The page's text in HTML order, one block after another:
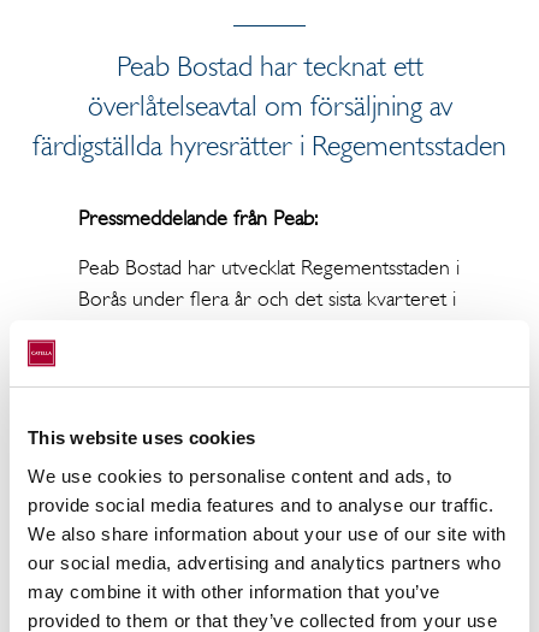
This website uses cookies
We use cookies to personalise content and ads, to
provide social media features and to analyse our traffic.
We also share information about your use of our site with
our social media, advertising and analytics partners who
may combine it with other information that you’ve
provided to them or that they’ve collected from your use
Peab Bostad har tecknat ett
överlåtelseavtal om försäljning av
färdigställda hyresrätter i Regementsstaden
Pressmeddelande från Peab:
Peab Bostad har utvecklat Regementsstaden i
Borås under flera år och det sista kvarteret i
Fastigheter.
Kasernen ligger i ett kvarter med en
grönskande gård som delas med ytterligare
en fastighet, vackert placerat i kanten av
naturen på Igelkottshöjden.
– Jag är mycket glad att vi nu säljer vårt fina
Kasernen till en lokal och stabil fastighetsägare